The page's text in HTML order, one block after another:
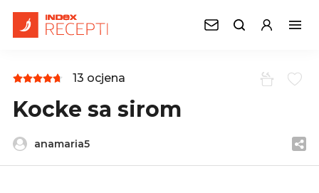
13 ocjena
Kocke sa sirom
anamaria5